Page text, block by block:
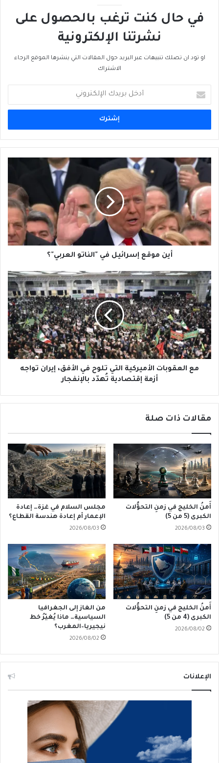
في حال كنت ترغب بالحصول على
نشرتنا الإلكترونية
او تود ان تصلك تنبيهات عبر البريد حول المقالات التي ينشرها الموقع الرجاء
الاشتراك
بريدك
الإلكتروني
أين
موقع
إسرائيل
في
"الناتو
العربي"؟
أين موقع إسرائيل في "الناتو العربي"؟
مع
العقوبات
الأميركية
التي
تلوح
في
الأفق،
إيران
تواجه
مع العقوبات الأميركية التي تلوح في الأفق، إيران تواجه
أزمة إقتصادية تُهدّد بالإنفجار
مقالات ذات صلة
أَمنُ الخليج في زمنِ التحوُّلات
الكبرى (5 من 5)
2026/08/03
مجلس السلام في غزة… إعادة
الإعمار أم إعادة هندسة القطاع؟
2026/08/03
أَمنُ الخليج في زمنِ التحوُّلات
الكبرى (4 من 5)
2026/08/02
من الغاز إلى الجغرافيا
السياسية… ماذا يُغيّرُ خط
نيجيريا–المغرب؟
2026/08/02
الإعلانات